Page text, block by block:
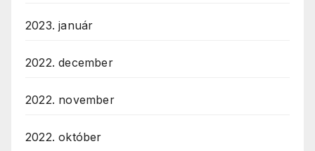
2023. január
2022. december
2022. november
2022. október